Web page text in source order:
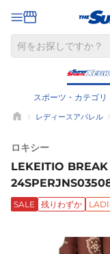
スポーツ・カテゴリ
レディースアパレル
ロキシー
LEKEITIO BREAK
SALE 残りわずか